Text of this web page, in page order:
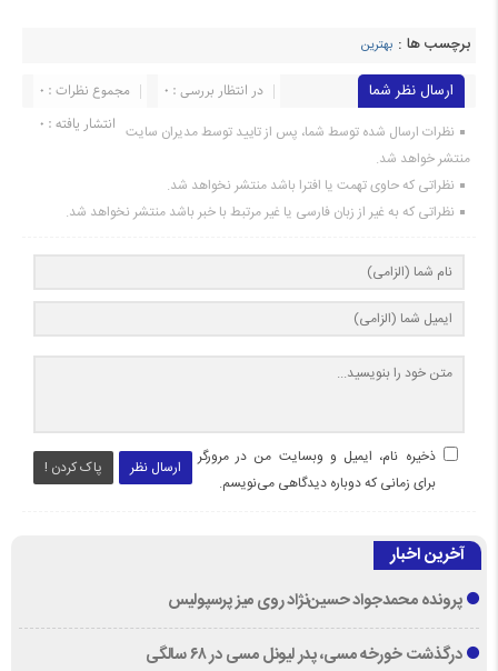
برچسب ها : بهترین
ارسال نظر شما مجموع نظرات : 0
در انتظار بررسی : 0
انتشار یافته : 0 نظرات ارسال شده توسط شما، پس از تایید توسط مدیران سایت
منتشر خواهد شد.
نظراتی که حاوی تهمت یا افترا باشد منتشر نخواهد شد.
نظراتی که به غیر از زبان فارسی یا غیر مرتبط با خبر باشد منتشر نخواهد شد.
ارسال نظر پاک کردن !
ذخیره نام، ایمیل و وبسایت من در مرورگر
برای زمانی که دوباره دیدگاهی می‌نویسم.
آخرین اخبار
پرونده محمدجواد حسین‌نژاد روی میز پرسپولیس
درگذشت خورخه مسی، پدر لیونل مسی در ۶۸ سالگی